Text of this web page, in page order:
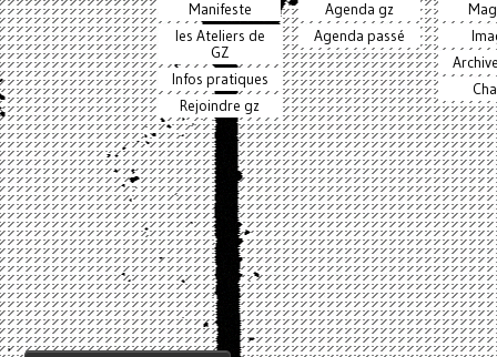
Manifeste
les Ateliers de
GZ
Infos pratiques
Rejoindre gz
Agenda gz
Agenda passé